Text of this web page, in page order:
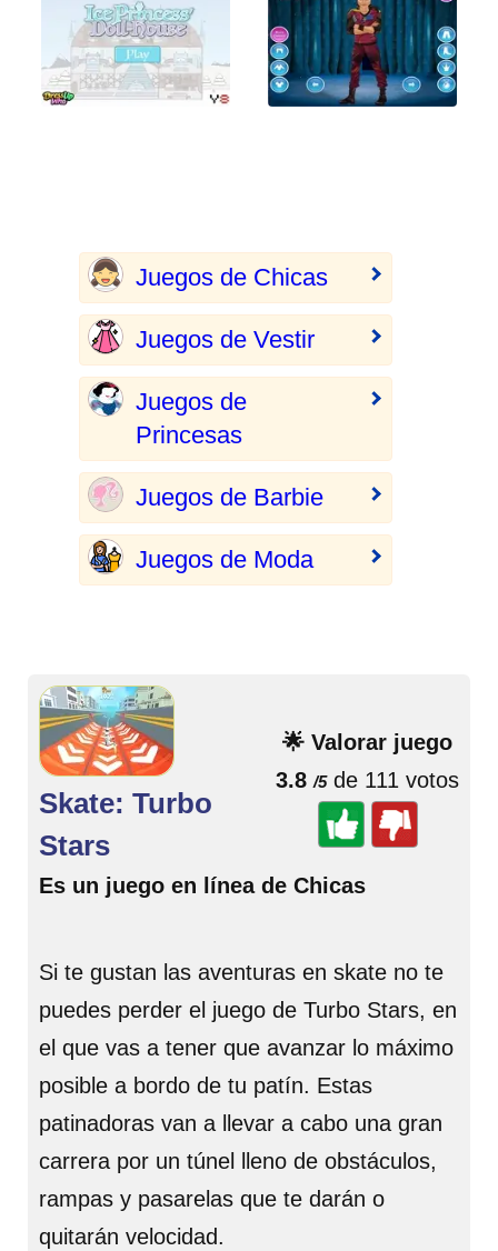
Juegos de Chicas
Juegos de Vestir
Juegos de
Princesas
Juegos de Barbie
Juegos de Moda
🌟 Valorar juego
3.8 /5de 111 votos
Skate: Turbo
Stars
Es un juego en línea de Chicas
Si te gustan las aventuras en skate no te
puedes perder el juego de Turbo Stars, en
el que vas a tener que avanzar lo máximo
posible a bordo de tu patín. Estas
patinadoras van a llevar a cabo una gran
carrera por un túnel lleno de obstáculos,
rampas y pasarelas que te darán o
quitarán velocidad.